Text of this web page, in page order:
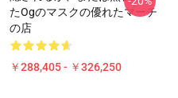
たOgのマスクの優れたマーチ
の店
￥288,405 - ￥326,250